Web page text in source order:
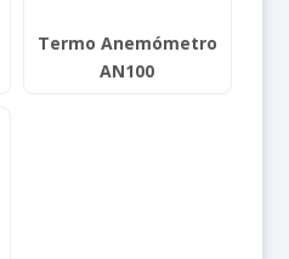
Termo Anemómetro
AN100